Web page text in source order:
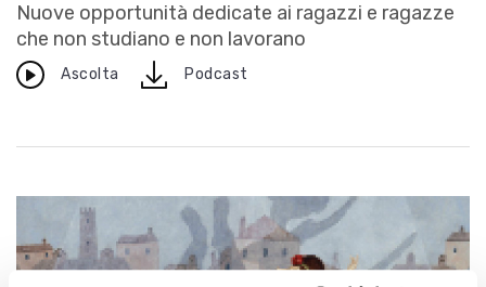
Nuove opportunità dedicate ai ragazzi e ragazze
che non studiano e non lavorano
Ascolta downloadPodcast